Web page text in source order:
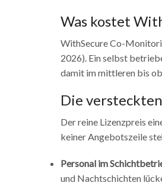
Was kostet
WithSecure Co-
2026). Ein selbst
damit im mittleren bis
Die
Der reine Lizenzpreis
keiner Angebotszeile
Personal im
und Nachtschichten